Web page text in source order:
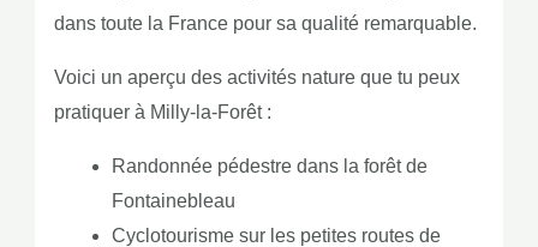
dans toute la France pour sa qualité remarquable.
Voici un aperçu des activités nature que tu peux
pratiquer à Milly-la-Forêt :
Randonnée pédestre dans la forêt de
Fontainebleau
Cyclotourisme sur les petites routes de